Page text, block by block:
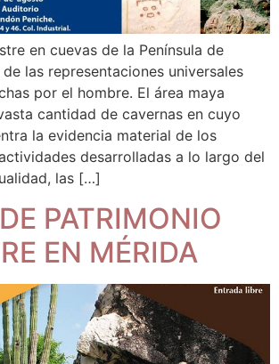
en cuevas de la Península de
las representaciones universales
por el hombre. El área maya
cantidad de cavernas en cuyo
la evidencia material de los
desarrolladas a lo largo del
las […]
PATRIMONIO
EN MÉRIDA